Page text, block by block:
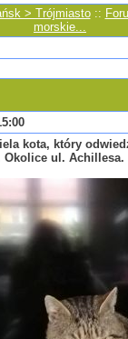
> Trójmiasto::
morskie...
kota, który
Okolice ul. Achillesa.